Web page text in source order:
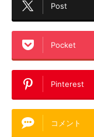
Post
Pocket
Pinterest
コメント